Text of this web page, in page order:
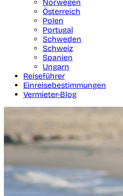
Norwegen
Österreich
Polen
Portugal
Schweden
Schweiz
Spanien
Ungarn
Reiseführer
Einreisebestimmungen
Vermieter-Blog